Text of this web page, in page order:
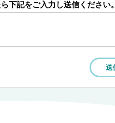
下記をご入力し送信ください。